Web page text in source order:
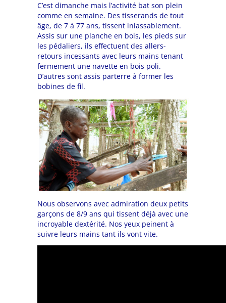
C’est dimanche mais l’activité bat son plein
comme en semaine. Des tisserands de tout
âge, de 7 à 77 ans, tissent inlassablement.
Assis sur une planche en bois, les pieds sur
les pédaliers, ils effectuent des allers-
retours incessants avec leurs mains tenant
fermement une navette en bois poli.
D’autres sont assis parterre à former les
bobines de fil.
Nous observons avec admiration deux petits
garçons de 8/9 ans qui tissent déjà avec une
incroyable dextérité. Nos yeux peinent à
suivre leurs mains tant ils vont vite.